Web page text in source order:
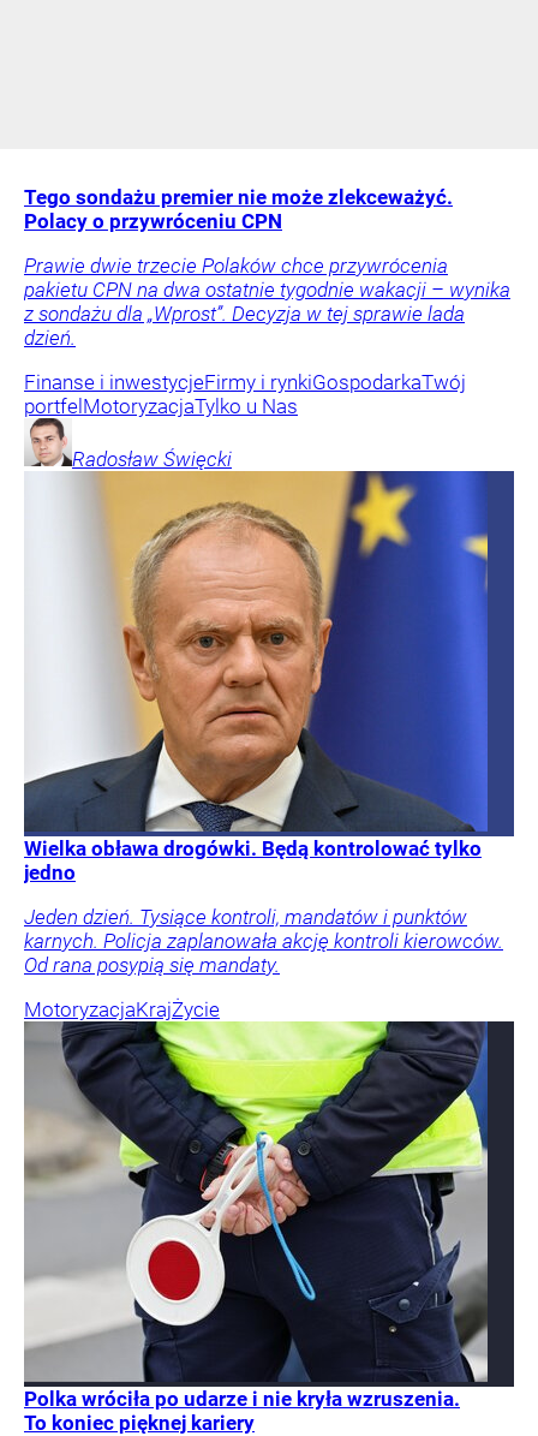
Tego sondażu premier nie może zlekceważyć.
Polacy o przywróceniu CPN
Prawie dwie trzecie Polaków chce przywrócenia
pakietu CPN na dwa ostatnie tygodnie wakacji – wynika
z sondażu dla „Wprost”. Decyzja w tej sprawie lada
dzień.
Finanse i inwestycjeFirmy i rynkiGospodarkaTwój
portfelMotoryzacjaTylko u Nas
Radosław Święcki
Wielka obława drogówki. Będą kontrolować tylko
jedno
Jeden dzień. Tysiące kontroli, mandatów i punktów
karnych. Policja zaplanowała akcję kontroli kierowców.
Od rana posypią się mandaty.
MotoryzacjaKrajŻycie
Polka wróciła po udarze i nie kryła wzruszenia.
To koniec pięknej kariery